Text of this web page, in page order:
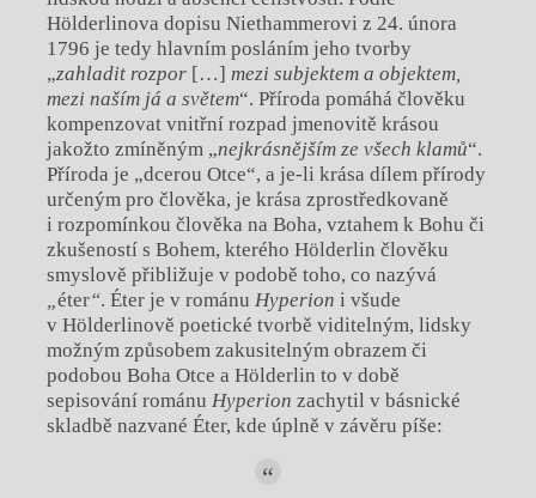
Hölderlinova dopisu Niethammerovi z 24. února
1796 je tedy hlavním posláním jeho tvorby
„zahladit rozpor[…] mezi subjektem a objektem,
mezi naším já a světem“. Příroda pomáhá člověku
kompenzovat vnitřní rozpad jmenovitě krásou
jakožto zmíněným „nejkrásnějším ze všech klamů“.
Příroda je „dcerou Otce“, a je-li krása dílem přírody
určeným pro člověka, je krása zprostředkovaně
i rozpomínkou člověka na Boha, vztahem k Bohu či
zkušeností s Bohem, kterého Hölderlin člověku
smyslově přibližuje v podobě toho, co nazývá
„éter“. Éter je v románu Hyperion i všude
v Hölderlinově poetické tvorbě viditelným, lidsky
možným způsobem zakusitelným obrazem či
podobou Boha Otce a Hölderlin to v době
sepisování románu Hyperion zachytil v básnické
skladbě nazvané Éter, kde úplně v závěru píše: